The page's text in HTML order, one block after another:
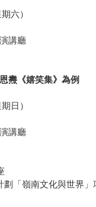
六）
講廳
燾《嬉笑集》為例
日）
講廳
「嶺南文化與世界」